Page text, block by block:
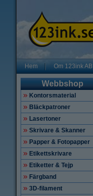
Hem Om 123ink AB
Webbshop
Kontorsmaterial
Bläckpatroner
Lasertoner
Skrivare & Skanner
Papper & Fotopapper
Etikettskrivare
Etiketter & Tejp
Färgband
3D-filament